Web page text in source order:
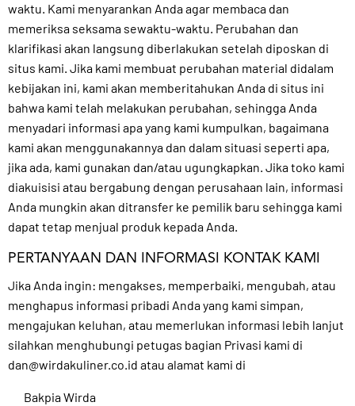
waktu. Kami menyarankan Anda agar membaca dan
memeriksa seksama sewaktu-waktu. Perubahan dan
klarifikasi akan langsung diberlakukan setelah diposkan di
situs kami. Jika kami membuat perubahan material didalam
kebijakan ini, kami akan memberitahukan Anda di situs ini
bahwa kami telah melakukan perubahan, sehingga Anda
menyadari informasi apa yang kami kumpulkan, bagaimana
kami akan menggunakannya dan dalam situasi seperti apa,
jika ada, kami gunakan dan/atau ugungkapkan. Jika toko kami
diakuisisi atau bergabung dengan perusahaan lain, informasi
Anda mungkin akan ditransfer ke pemilik baru sehingga kami
dapat tetap menjual produk kepada Anda.
PERTANYAAN DAN INFORMASI KONTAK KAMI
Jika Anda ingin: mengakses, memperbaiki, mengubah, atau
menghapus informasi pribadi Anda yang kami simpan,
mengajukan keluhan, atau memerlukan informasi lebih lanjut
silahkan menghubungi petugas bagian Privasi kami di
dan@wirdakuliner.co.id atau alamat kami di
Bakpia Wirda